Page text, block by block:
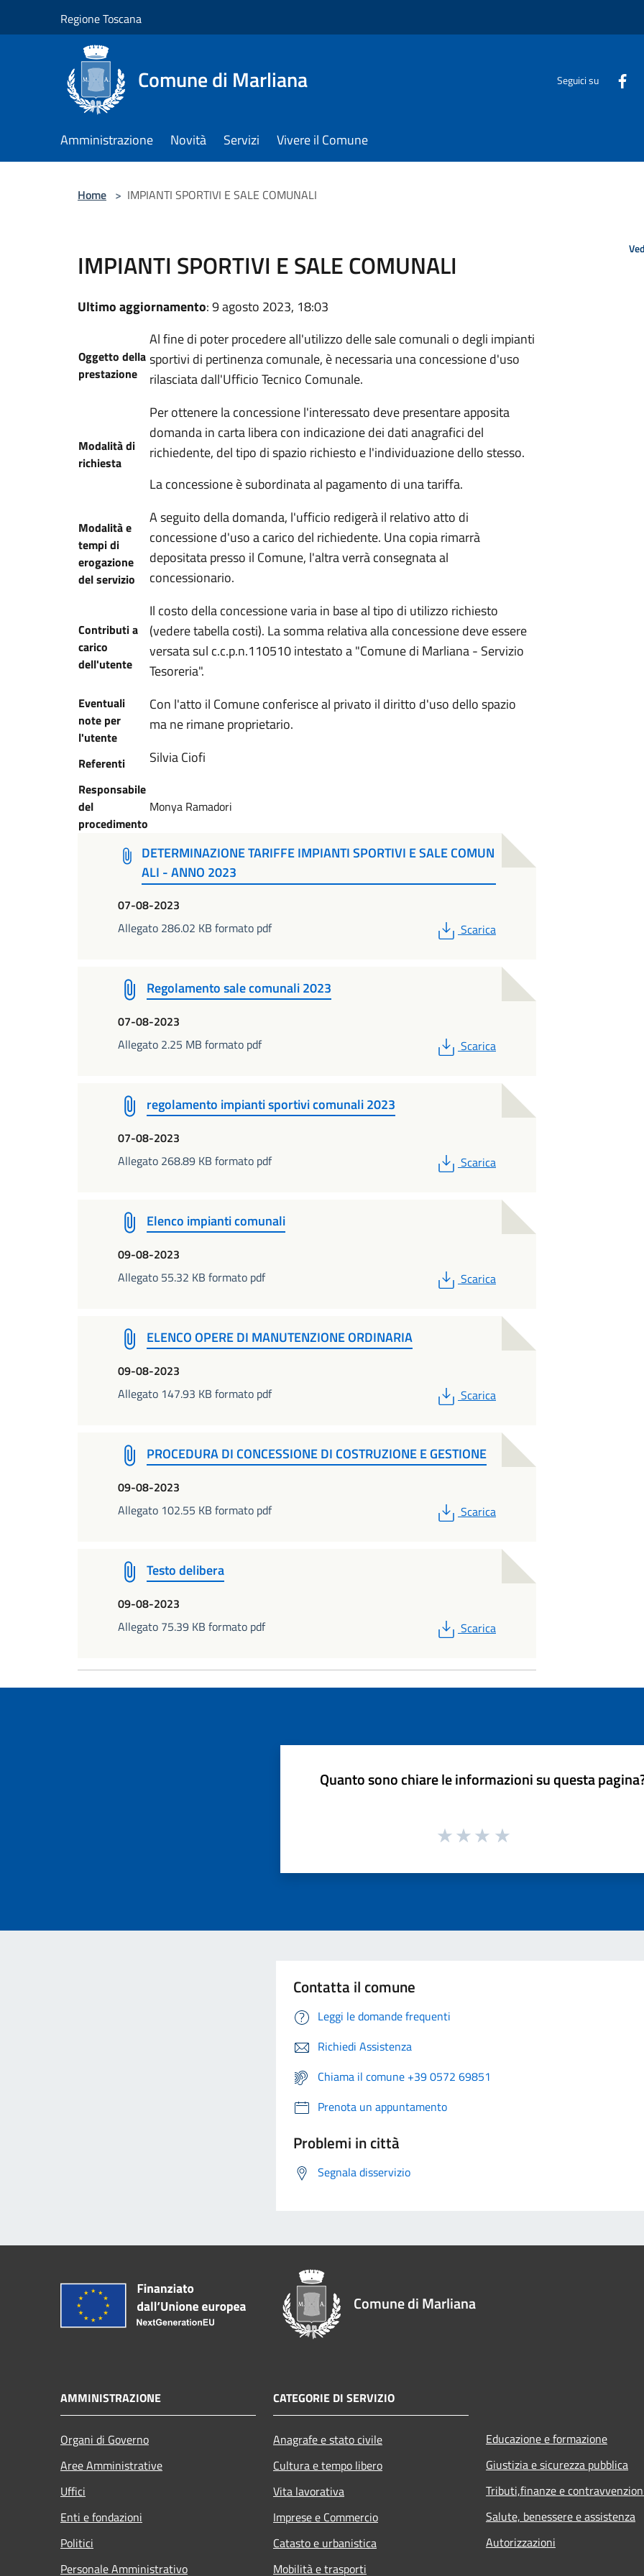
Regione Toscana
Comune di Marliana Seguici su
Amministrazione Novità Servizi Vivere il Comune
Home > IMPIANTI SPORTIVI E SALE COMUNALI
IMPIANTI SPORTIVI E SALE COMUNALI
Ultimo aggiornamento: 9 agosto 2023, 18:03
Oggetto della
prestazione
Al fine di poter procedere all'utilizzo delle sale comunali o degli impianti
sportivi di pertinenza comunale, è necessaria una concessione d'uso
rilasciata dall'Ufficio Tecnico Comunale.
Modalità di
richiesta
Per ottenere la concessione l'interessato deve presentare apposita
domanda in carta libera con indicazione dei dati anagrafici del
richiedente, del tipo di spazio richiesto e l'individuazione dello stesso.
La concessione è subordinata al pagamento di una tariffa.
Modalità e
tempi di
erogazione
del servizio
A seguito della domanda, l'ufficio redigerà il relativo atto di
concessione d'uso a carico del richiedente. Una copia rimarrà
depositata presso il Comune, l'altra verrà consegnata al
concessionario.
Contributi a
carico
dell'utente
Il costo della concessione varia in base al tipo di utilizzo richiesto
(vedere tabella costi). La somma relativa alla concessione deve essere
versata sul c.c.p.n.110510 intestato a "Comune di Marliana - Servizio
Tesoreria".
Eventuali
note per
l'utente
Con l'atto il Comune conferisce al privato il diritto d'uso dello spazio
ma ne rimane proprietario.
Referenti Silvia Ciofi
Responsabile
del
procedimento
Monya Ramadori
DETERMINAZIONE TARIFFE IMPIANTI SPORTIVI E SALE COMUN
ALI - ANNO 2023
07-08-2023
Allegato 286.02 KB formato pdf
PDF
Scarica
Regolamento sale comunali 2023
07-08-2023
Allegato 2.25 MB formato pdf
PDF
Scarica
regolamento impianti sportivi comunali 2023
07-08-2023
Allegato 268.89 KB formato pdf
PDF
Scarica
Elenco impianti comunali
09-08-2023
Allegato 55.32 KB formato pdf
PDF
Scarica
ELENCO OPERE DI MANUTENZIONE ORDINARIA
09-08-2023
Allegato 147.93 KB formato pdf
PDF
Scarica
PROCEDURA DI CONCESSIONE DI COSTRUZIONE E GESTIONE
09-08-2023
Allegato 102.55 KB formato pdf
PDF
Scarica
Testo delibera
09-08-2023
Allegato 75.39 KB formato pdf
PDF
Scarica
Quanto sono chiare le informazioni su questa
Contatta il comune
Leggi le domande frequenti
Richiedi Assistenza
Chiama il comune +39 0572 69851
Prenota un appuntamento
Problemi in città
Segnala disservizio
Comune di Marliana
AMMINISTRAZIONE
Organi di Governo
Aree Amministrative
Uffici
Enti e fondazioni
Politici
Personale Amministrativo
CATEGORIE DI SERVIZIO
Anagrafe e stato civile
Cultura e tempo libero
Vita lavorativa
Imprese e Commercio
Catasto e urbanistica
Mobilità e trasporti
Educazione e formazione
Giustizia e sicurezza pubblica
Tributi,finanze e
Salute, benessere e assistenza
Autorizzazioni